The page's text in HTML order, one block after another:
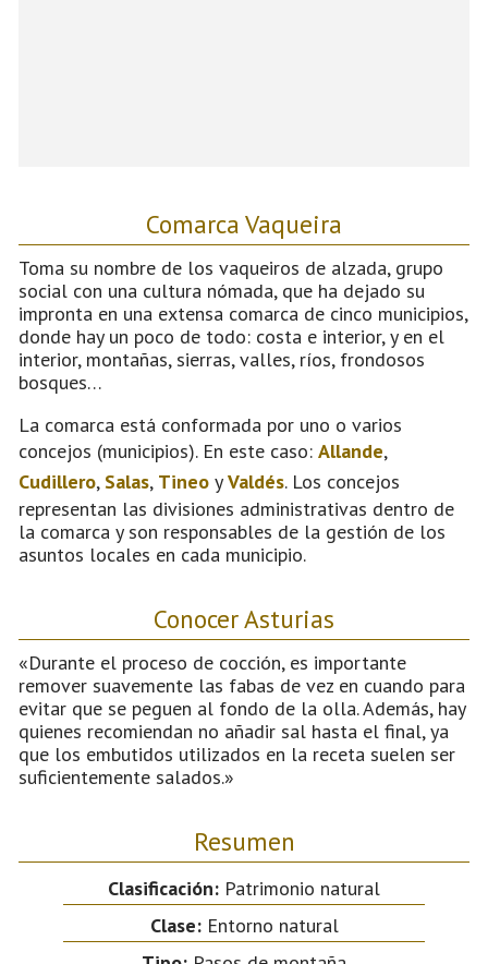
Comarca Vaqueira
Toma su nombre de los vaqueiros de alzada, grupo
social con una cultura nómada, que ha dejado su
impronta en una extensa comarca de cinco municipios,
donde hay un poco de todo: costa e interior, y en el
interior, montañas, sierras, valles, ríos, frondosos
bosques…
La comarca está conformada por uno o varios
concejos (municipios). En este caso: Allande,
Cudillero, Salas, Tineo yValdés. Los concejos
representan las divisiones administrativas dentro de
la comarca y son responsables de la gestión de los
asuntos locales en cada municipio.
Conocer Asturias
«Durante el proceso de cocción, es importante
remover suavemente las fabas de vez en cuando para
evitar que se peguen al fondo de la olla. Además, hay
quienes recomiendan no añadir sal hasta el final, ya
que los embutidos utilizados en la receta suelen ser
suficientemente salados.»
Resumen
Clasificación: Patrimonio natural
Clase:Entorno natural